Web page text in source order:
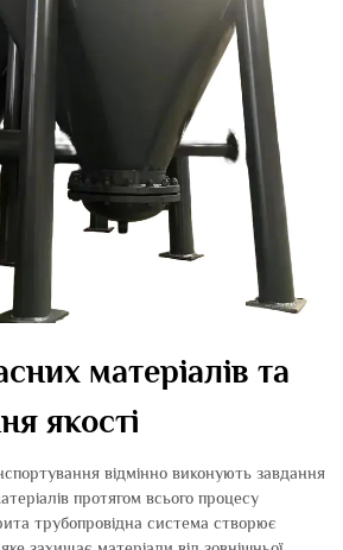
матеріалів та
якості
відмінно виконують завдання
протягом всього процесу
трубопровідна система створює